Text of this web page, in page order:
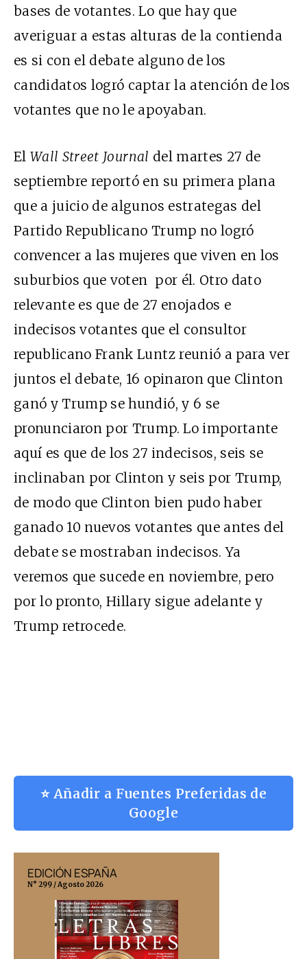
bases de votantes. Lo que hay que
averiguar a estas alturas de la contienda
es si con el debate alguno de los
candidatos logró captar la atención de los
votantes que no le apoyaban.
ElWall Street Journal del martes 27 de
septiembre reportó en su primera plana
que a juicio de algunos estrategas del
Partido Republicano Trump no logró
convencer a las mujeres que viven en los
suburbios que voten por él. Otro dato
relevante es que de 27 enojados e
indecisos votantes que el consultor
republicano Frank Luntz reunió a para ver
juntos el debate, 16 opinaron que Clinton
ganó y Trump se hundió, y 6 se
pronunciaron por Trump. Lo importante
aquí es que de los 27 indecisos, seis se
inclinaban por Clinton y seis por Trump,
de modo que Clinton bien pudo haber
ganado 10 nuevos votantes que antes del
debate se mostraban indecisos. Ya
veremos que sucede en noviembre, pero
por lo pronto, Hillary sigue adelante y
Trump retrocede.
⭐ Añadir a Fuentes Preferidas de
Google
EDICIÓN ESPAÑA
N° 299 / Agosto 2026